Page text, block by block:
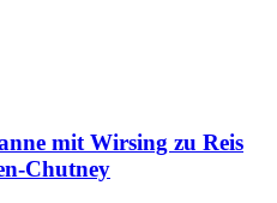
mit Wirsing zu Reis
Chutney